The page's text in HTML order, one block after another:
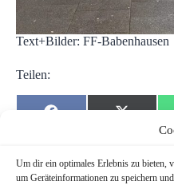
Um dir ein optimales Erlebnis zu bieten,
um Geräteinformationen zu speichern
Text+Bilder: FF-Babenhausen
Teilen:
b
o
i
t